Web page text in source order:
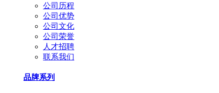
公司历程
公司优势
公司文化
公司荣誉
人才招聘
联系我们
品牌系列